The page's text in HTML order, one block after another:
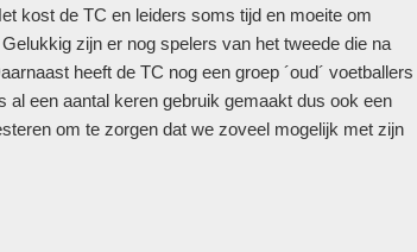
kost de TC en leiders soms tijd en moeite om
zijn er nog spelers van het tweede die na
heeft de TC nog een groep ´oud´ voetballers
al een aantal keren gebruik gemaakt dus ook een
om te zorgen dat we zoveel mogelijk met zijn